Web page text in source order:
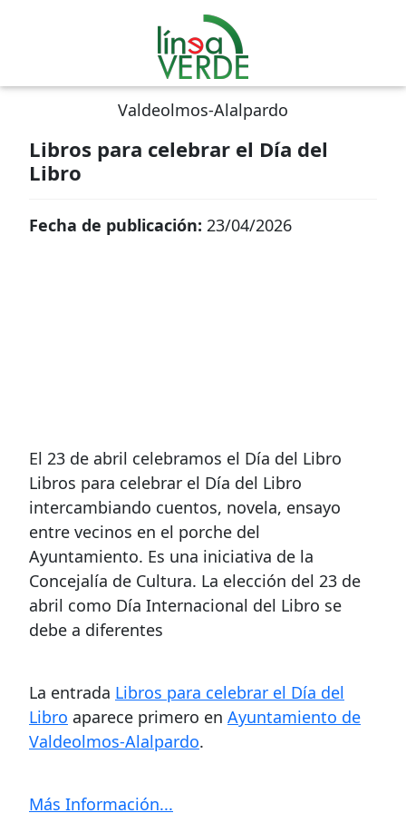
Valdeolmos-Alalpardo
Libros para celebrar el Día del
Libro
Fecha de publicación: 23/04/2026
El 23 de abril celebramos el Día del Libro
Libros para celebrar el Día del Libro
intercambiando cuentos, novela, ensayo
entre vecinos en el porche del
Ayuntamiento. Es una iniciativa de la
Concejalía de Cultura. La elección del 23 de
abril como Día Internacional del Libro se
debe a diferentes
La entrada Libros para celebrar el Día del
Libro aparece primero en Ayuntamiento de
Valdeolmos-Alalpardo.
Más Información...